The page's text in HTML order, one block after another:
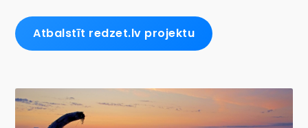
Atbalstīt redzet.lv projektu